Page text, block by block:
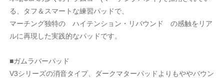
る、タフ＆スマートな練習パッドで、
マーチング独特の ハイテンション・リバウンド の感触をリア
ルに再現した実践的なパッドです。
■ガムラバーパッド
V3シリーズの消音タイプ、ダークマターパッドよりもややバウン